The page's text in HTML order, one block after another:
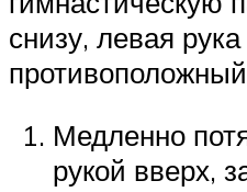
снизу, левая
Медленно
рукой вверх,